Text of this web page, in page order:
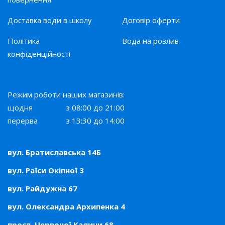
буває:
сенсорним або натисканням клавіші – зручне та
сучасне рішення, яке повністю виключає контакт
кружки та обладнання;
проста у використанні;
натисканням рукою – зустрічається дуже рідко
захистом від дітей, захистом від протікання, тримачем
для склянки, сенсорною панеллю та дисплеєм, системою
газації та багатьма іншими.
Як вибрати та купити кулер
Доставка води в школу Договір оферти
Політика
конфіденційності
Вода на розлив
Режим роботи наших магазинів:
щодня
з 08:00 до 21:00
перерва
з 13:30 до 14:00
вул. Братиславська 14Б
вул. Раїси Окіпної 3
вул. Райдужна 67
вул. Олександра Архипенка 4